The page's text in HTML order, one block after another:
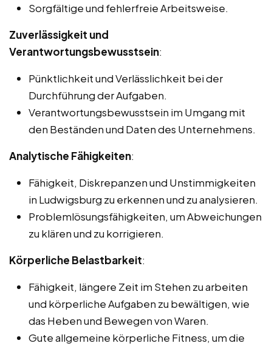
Sorgfältige und fehlerfreie Arbeitsweise.
Zuverlässigkeit und
Verantwortungsbewusstsein:
Pünktlichkeit und Verlässlichkeit bei der
Durchführung der Aufgaben.
Verantwortungsbewusstsein im Umgang mit
den Beständen und Daten des Unternehmens.
Analytische Fähigkeiten:
Fähigkeit, Diskrepanzen und Unstimmigkeiten
in Ludwigsburg zu erkennen und zu analysieren.
Problemlösungsfähigkeiten, um Abweichungen
zu klären und zu korrigieren.
Körperliche Belastbarkeit:
Fähigkeit, längere Zeit im Stehen zu arbeiten
und körperliche Aufgaben zu bewältigen, wie
das Heben und Bewegen von Waren.
Gute allgemeine körperliche Fitness, um die